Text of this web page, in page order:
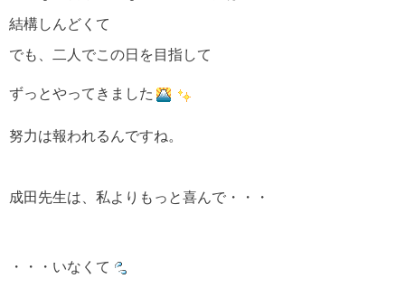
結構しんどくて
でも、二人でこの日を目指して
ずっとやってきました
努力は報われるんですね。
成田先生は、私よりもっと喜んで・・・
・・・いなくて